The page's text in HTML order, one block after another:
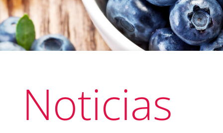
Noticias